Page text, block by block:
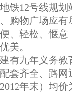
铁12号线规
购物广场应
、轻松、惬
美。
有九年义务教
套齐全、路网
年末）均价